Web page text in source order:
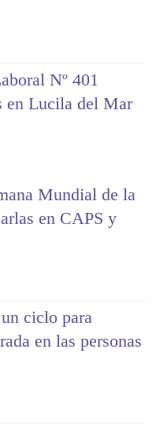
Nº 401
en Lucila del Mar
Mundial de la
en CAPS y
ciclo para
en las personas